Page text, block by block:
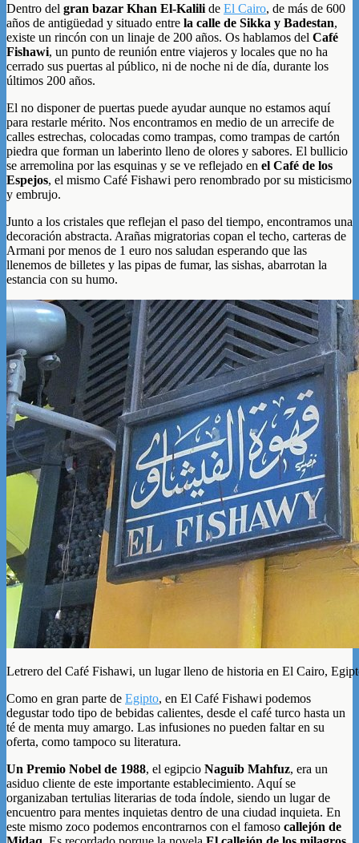
Dentro del gran bazar Khan El-Kalili de El Cairo, de más de 600
años de antigüedad y situado entre la calle de Sikka y Badestan,
existe un rincón con un linaje de 200 años. Os hablamos del Café
Fishawi, un punto de reunión entre viajeros y locales que no ha
cerrado sus puertas al público, ni de noche ni de día, durante los
últimos 200 años.
El no disponer de puertas puede ayudar aunque no estamos aquí
para restarle mérito. Nos encontramos en medio de un arrecife de
calles estrechas, colocadas como trampas, como trampas de cartón
piedra que forman un laberinto lleno de olores y sabores. El bullicio
se arremolina por las esquinas y se ve reflejado en el Café de los
Espejos, el mismo Café Fishawi pero renombrado por su misticismo
y embrujo.
Junto a los cristales que reflejan el paso del tiempo, encontramos una
decoración abstracta. Arañas migratorias copan el techo, carteras de
Armani por menos de 1 euro nos saludan esperando que las
llenemos de billetes y las pipas de fumar, las sishas, abarrotan la
estancia con su humo.
Letrero del Café Fishawi, un lugar lleno de historia en El Cairo,
Como en gran parte de Egipto, en El Café Fishawi podemos
degustar todo tipo de bebidas calientes, desde el café turco hasta un
té de menta muy amargo. Las infusiones no pueden faltar en su
oferta, como tampoco su literatura.
Un Premio Nobel de 1988, el egipcio Naguib Mahfuz, era un
asiduo cliente de este importante establecimiento. Aquí se
organizaban tertulias literarias de toda índole, siendo un lugar de
encuentro para mentes inquietas dentro de una ciudad inquieta. En
este mismo zoco podemos encontrarnos con el famoso callejón de